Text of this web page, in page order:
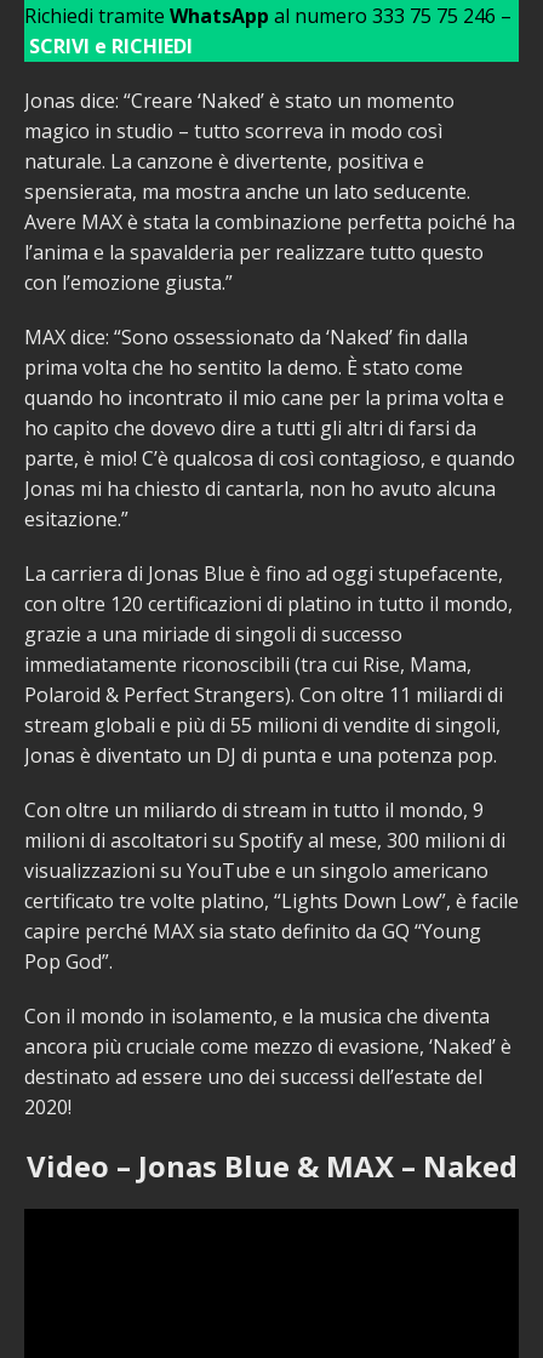
Richiedi tramite WhatsApp al numero 333 75 75 246 –
SCRIVI e RICHIEDI
Jonas dice: “Creare ‘Naked’ è stato un momento
magico in studio – tutto scorreva in modo così
naturale. La canzone è divertente, positiva e
spensierata, ma mostra anche un lato seducente.
Avere MAX è stata la combinazione perfetta poiché ha
l’anima e la spavalderia per realizzare tutto questo
con l’emozione giusta.”
MAX dice: “Sono ossessionato da ‘Naked’ fin dalla
prima volta che ho sentito la demo. È stato come
quando ho incontrato il mio cane per la prima volta e
ho capito che dovevo dire a tutti gli altri di farsi da
parte, è mio! C’è qualcosa di così contagioso, e quando
Jonas mi ha chiesto di cantarla, non ho avuto alcuna
esitazione.”
La carriera di Jonas Blue è fino ad oggi stupefacente,
con oltre 120 certificazioni di platino in tutto il mondo,
grazie a una miriade di singoli di successo
immediatamente riconoscibili (tra cui Rise, Mama,
Polaroid & Perfect Strangers). Con oltre 11 miliardi di
stream globali e più di 55 milioni di vendite di singoli,
Jonas è diventato un DJ di punta e una potenza pop.
Con oltre un miliardo di stream in tutto il mondo, 9
milioni di ascoltatori su Spotify al mese, 300 milioni di
visualizzazioni su YouTube e un singolo americano
certificato tre volte platino, “Lights Down Low”, è facile
capire perché MAX sia stato definito da GQ “Young
Pop God”.
Con il mondo in isolamento, e la musica che diventa
ancora più cruciale come mezzo di evasione, ‘Naked’ è
destinato ad essere uno dei successi dell’estate del
2020!
Video – Jonas Blue & MAX – Naked